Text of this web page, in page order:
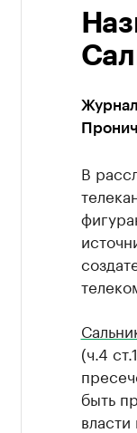
В
(ч.4
быть